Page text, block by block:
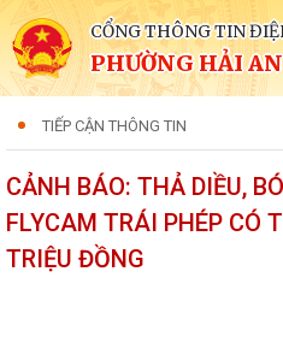
CỔNG THÔNG TIN
PHƯỜNG HẢI AN
TIẾP CẬN THÔNG TIN
CẢNH BÁO: THẢ DIỀU,
FLYCAM TRÁI PHÉP CÓ
TRIỆU ĐỒNG